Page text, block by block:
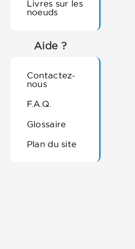
Livres sur les
noeuds
Aide ?
Contactez-
nous
F.A.Q.
Glossaire
Plan du site